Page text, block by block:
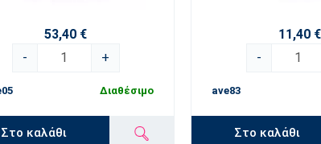
53,40 €
-
+
Διαθέσιμο
Στο καλάθι
11,40 €
-
ave83
Στο καλάθι